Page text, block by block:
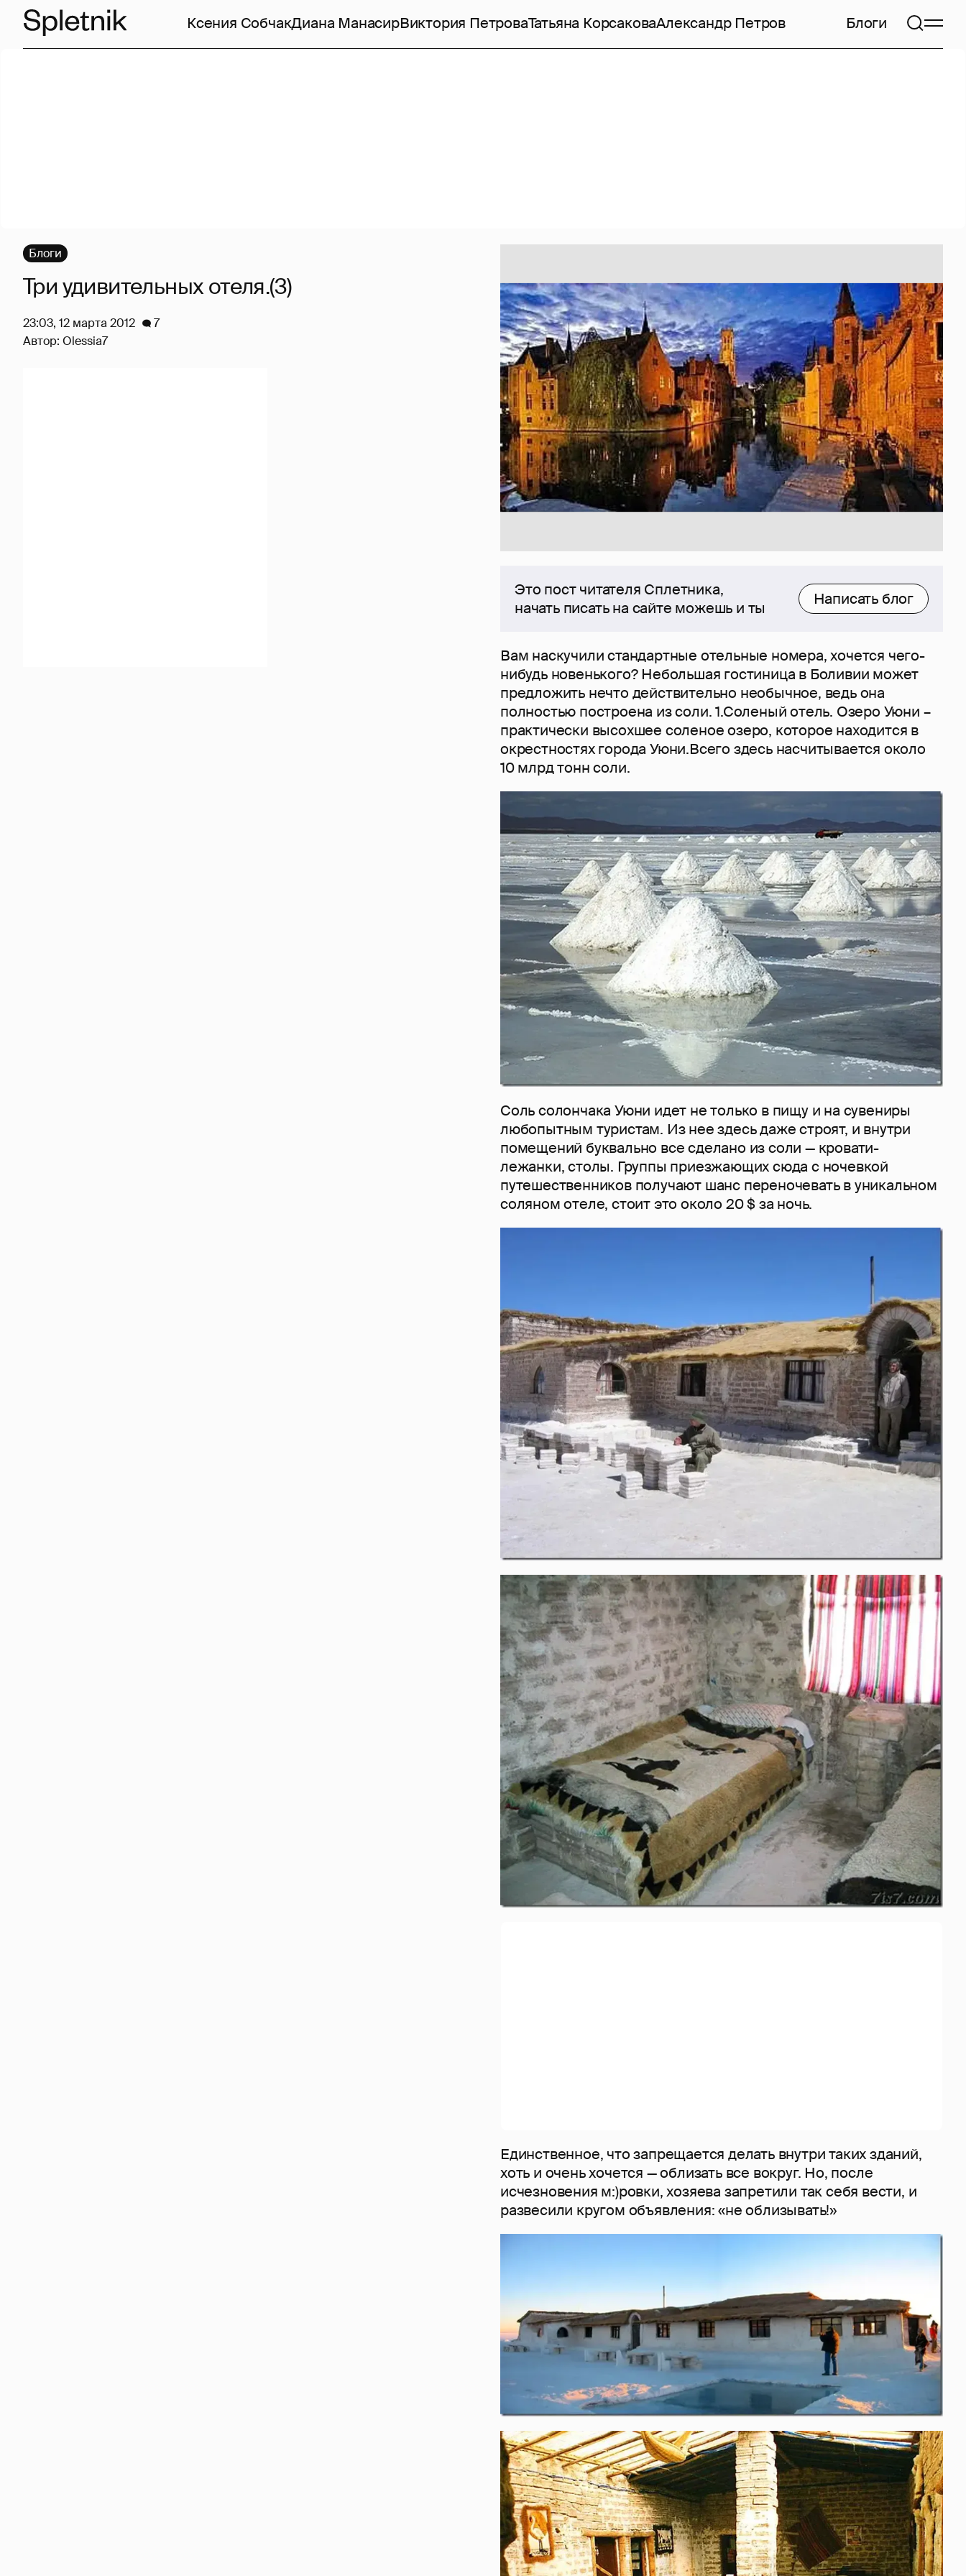
Ксения СобчакДиана МанасирВиктория ПетроваТатьяна КорсаковаАлександр Петров Блоги
Это пост читателя Сплетника,
начать писать на сайте можешь и ты
Написать блог
Вам наскучили стандартные отельные номера, хочется чего-
нибудь новенького? Небольшая гостиница в Боливии может
предложить нечто действительно необычное, ведь она
полностью построена из соли. 1.Соленый отель. Озеро Уюни –
практически высохшее соленое озеро, которое находится в
окрестностях города Уюни.Всего здесь насчитывается около
10 млрд тонн соли.
Соль солончака Уюни идет не только в пищу и на сувениры
любопытным туристам. Из нее здесь даже строят, и внутри
помещений буквально все сделано из соли — кровати-
лежанки, столы. Группы приезжающих сюда с ночевкой
путешественников получают шанс переночевать в уникальном
соляном отеле, стоит это около 20 $ за ночь.
Единственное, что запрещается делать внутри таких зданий,
хоть и очень хочется — облизать все вокруг. Но, после
исчезновения м:)ровки, хозяева запретили так себя вести, и
развесили кругом объявления: «не облизывать!»
Блоги
Три удивительных отеля.(3)
23:03, 12 марта 2012
7
Автор: Olessia7